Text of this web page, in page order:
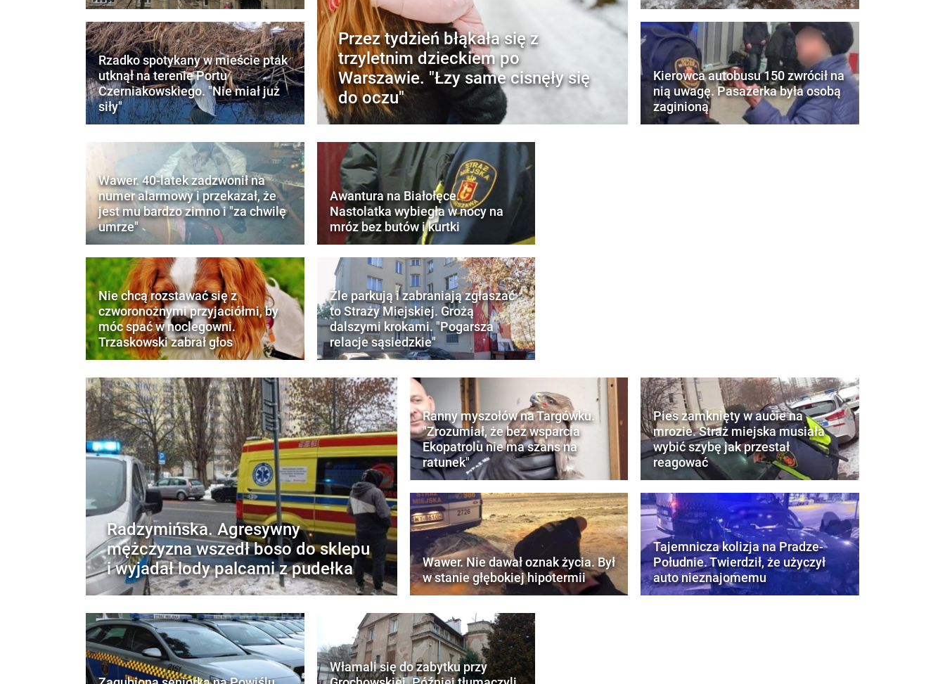
Rzadko spotykany w mieście ptak
utknął na terenie Portu
Czerniakowskiego. "Nie miał już
siły"
Przez tydzień błąkała się z
trzyletnim dzieckiem po
Warszawie. "Łzy same cisnęły się
do oczu"
Kierowca autobusu 150 zwrócił na
nią uwagę. Pasażerka była osobą
zaginioną
Wawer. 40-latek zadzwonił na
numer alarmowy i przekazał, że
jest mu bardzo zimno i "za chwilę
umrze"
Nie chcą rozstawać się z
czworonożnymi przyjaciółmi, by
móc spać w noclegowni.
Trzaskowski zabrał głos
Awantura na Białołęce.
Nastolatka wybiegła w nocy na
mróz bez butów i kurtki
Źle parkują i zabraniają zgłaszać
to Straży Miejskiej. Grożą
dalszymi krokami. "Pogarsza
relacje sąsiedzkie"
Radzymińska. Agresywny
mężczyzna wszedł boso do sklepu
i wyjadał lody palcami z pudełka
Ranny myszołów na Targówku.
"Zrozumiał, że bez wsparcia
Ekopatrolu nie ma szans na
ratunek"
Wawer. Nie dawał oznak życia. Był
w stanie głębokiej hipotermii
Pies zamknięty w aucie na
mrozie. Straż miejska musiała
wybić szybę jak przestał
reagować
Tajemnicza kolizja na Pradze-
Południe. Twierdził, że użyczył
auto nieznajomemu
Włamali się do zabytku przy